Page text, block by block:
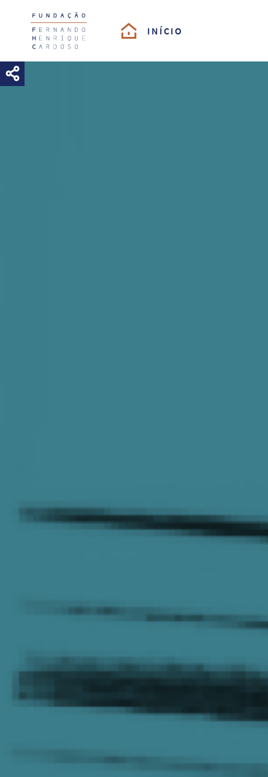
Compartilhar
INÍCIO